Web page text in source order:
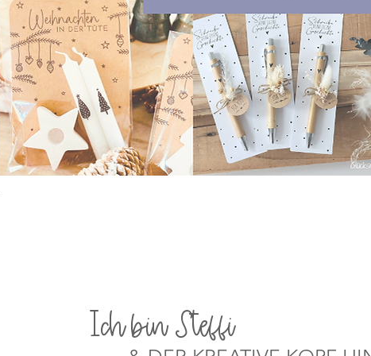
Ich bin Steffi